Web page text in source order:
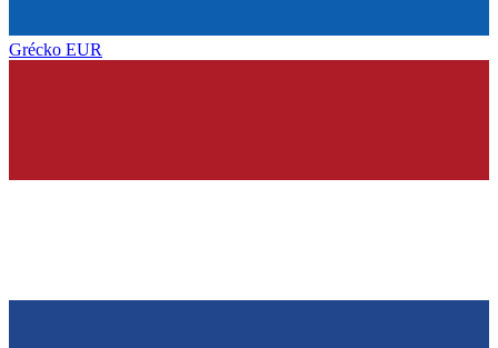
Grécko EUR